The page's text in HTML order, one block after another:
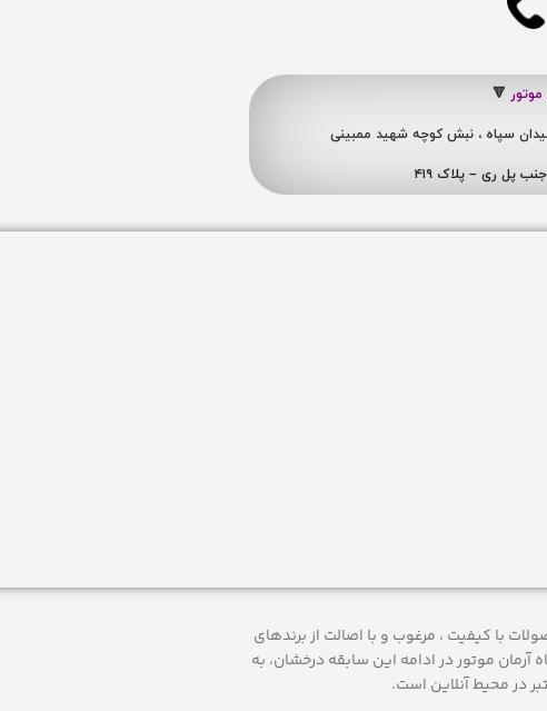
🔻
سابقه در ارائه محصولات با کيفيت ، مرغوب و با اصالت از برندهای
موتوردر ادامه اين سابقه درخشان، به
در محيط آنلاين است.